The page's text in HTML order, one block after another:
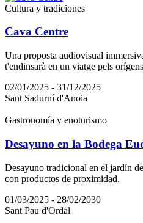
Cultura y tradiciones
Cava Centre
Una proposta audiovisual
t'endinsarà en un viatge pels
02/01/2025 - 31/12/2025
Sant Sadurní d'Anoia
Gastronomía y enoturismo
Desayuno en la Bodega
Desayuno tradicional en el jardín
con productos de proximidad.
01/03/2025 - 28/02/2030
Sant Pau d'Ordal